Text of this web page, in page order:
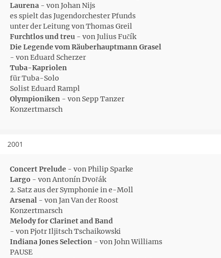
Laurena - von Johan Nijs
es spielt das Jugendorchester Pfunds
unter der Leitung von Thomas Greil
Furchtlos und treu - von Julius Fučík
Die Legende vom Räuberhauptmann Grasel
- von Eduard Scherzer
Tuba-Kapriolen
für Tuba-Solo
Solist Eduard Rampl
Olympioniken - von Sepp Tanzer
Konzertmarsch
2001
Concert Prelude - von Philip Sparke
Largo - von Antonín Dvořák
2. Satz aus der Symphonie in e-Moll
Arsenal - von Jan Van der Roost
Konzertmarsch
Melody for Clarinet and Band
- von Pjotr Iljitsch Tschaikowski
Indiana Jones Selection - von John Williams
PAUSE